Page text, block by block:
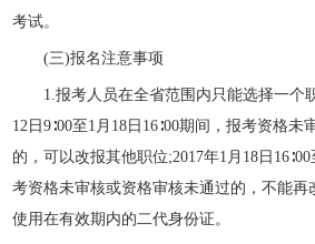
考试。
(三)报名注意事项
1.报考人员在全省范围内只能选择一个职
12日9∶00至1月18日16∶00期间，报考资格
的，可以改报其他职位;2017年1月18日
考资格未审核或资格审核未通过的，不能再
使用在有效期内的二代身份证。